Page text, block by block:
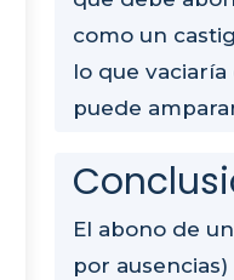
como un
lo que
puede
El abono de
por